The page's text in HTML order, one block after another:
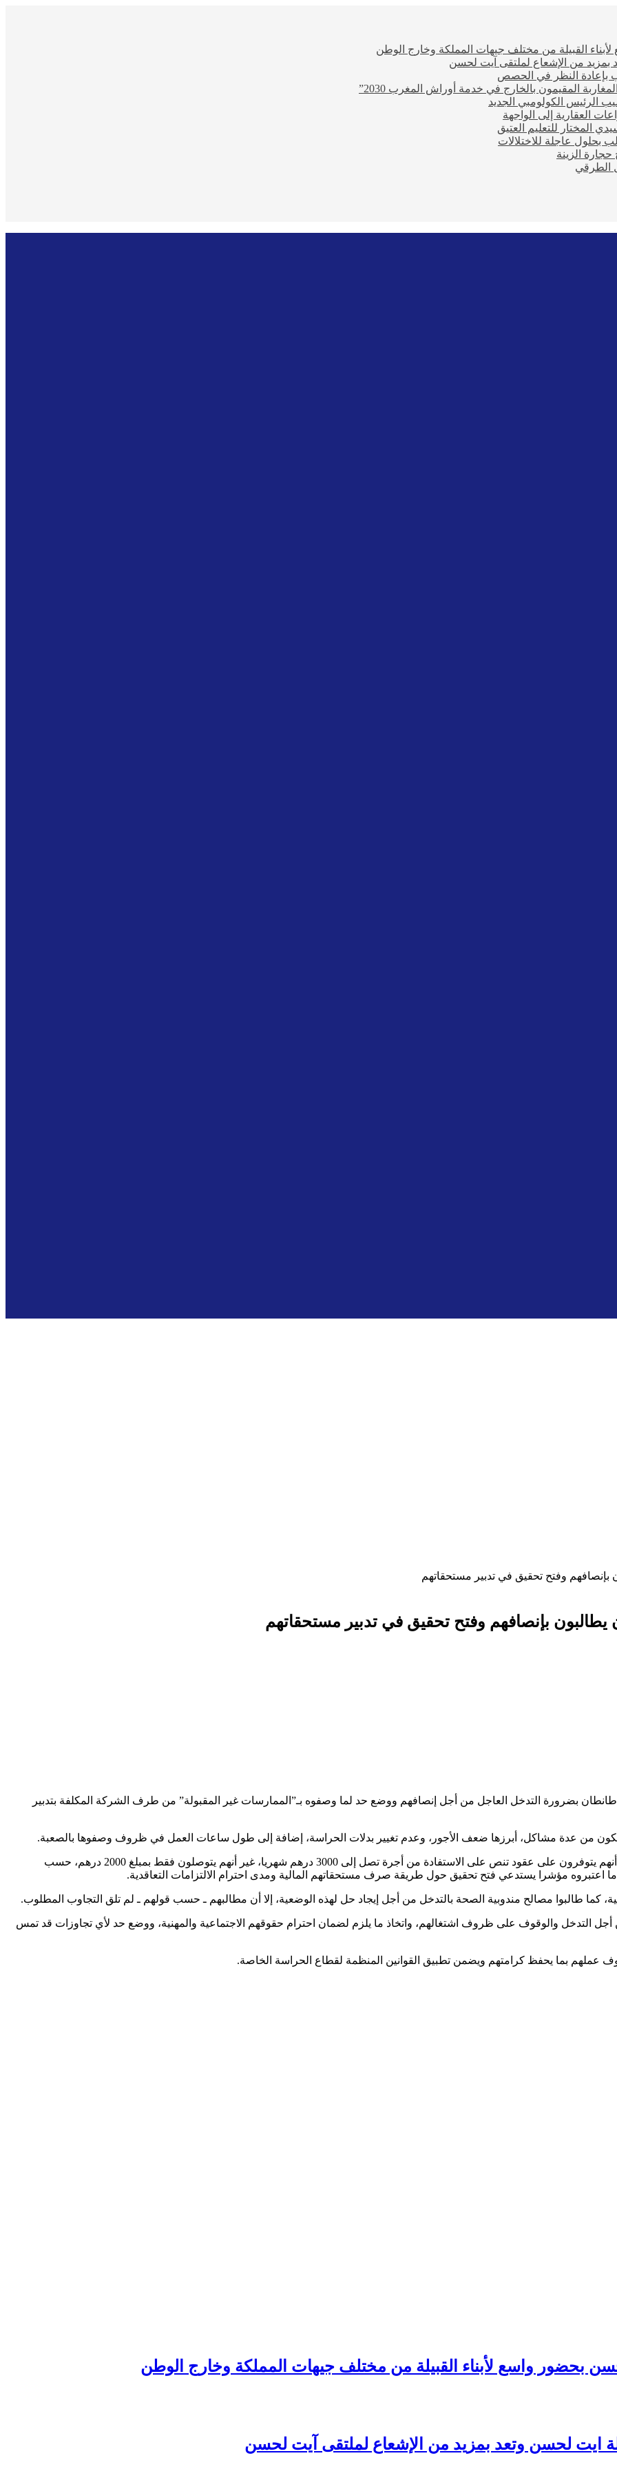
القبيلة من مختلف جيهات المملكة وخارج الوطن
بمزيد من الإشعاع لملتقى آيت لحسن
بإعادة النظر في الحصص
المقيمون بالخارج في خدمة أوراش المغرب 2030”
الرئيس الكولومبي الجديد
العقارية إلى الواجهة
المختار للتعليم العتيق
بحلول عاجلة للاختلالات
الزينة
الطرقي
وفتح تحقيق في تدبير مستحقاتهم
بإنصافهم وفتح تحقيق في تدبير مستحقاتهم
بضرورة التدخل العاجل من أجل إنصافهم ووضع حد لما وصفوه بـ”الممارسات غير المقبولة” من طرف الشركة المكلفة بتدبير
من عدة مشاكل، أبرزها ضعف الأجور، وعدم تغيير بدلات الحراسة، إضافة إلى طول ساعات العمل في ظروف وصفوها بالصعبة.
وأكد الحراس أن المشكل الأكبر يتعلق بالأجرة الشهرية، حيث أوضحوا أنهم يتوفرون على عقود تنص على الاستفادة من أجرة تصل إلى 3000 درهم شهريا، غير أنهم يتوصلون فقط بمبلغ 2000 درهم، حسب
ما اعتبروه مؤشرا يستدعي فتح تحقيق حول طريقة صرف مستحقاتهم المالية ومدى احترام الالتزامات التعاقدية.
كما طالبوا مصالح مندوبية الصحة بالتدخل من أجل إيجاد حل لهذه الوضعية، إلا أن مطالبهم ـ حسب قولهم ـ لم تلق التجاوب المطلوب.
التدخل والوقوف على ظروف اشتغالهم، واتخاذ ما يلزم لضمان احترام حقوقهم الاجتماعية والمهنية، ووضع حد لأي تجاوزات قد تمس
بما يحفظ كرامتهم ويضمن تطبيق القوانين المنظمة لقطاع الحراسة الخاصة.
بحضور واسع لأبناء القبيلة من مختلف جيهات المملكة وخارج الوطن
قبيلة ايت لحسن وتعد بمزيد من الإشعاع لملتقى آيت لحسن